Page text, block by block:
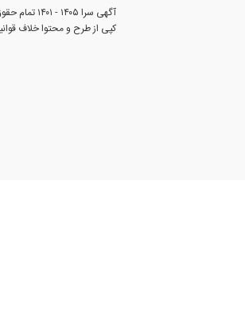
آگهی سرا ۱۴۰۵ - ۱۴۰۱ تمام حقوق محفوظ می‌باشد.
کپی از طرح و محتوا خلاف